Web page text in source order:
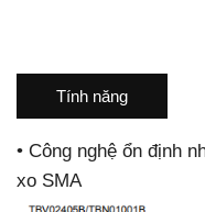
Tính năng
•Công nghệ ổn định
xo SMA